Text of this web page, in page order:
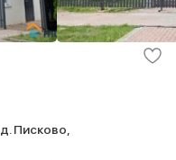
д. Писково,